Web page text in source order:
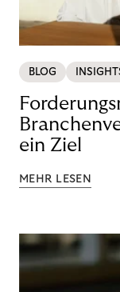
BLOG
ein Ziel
MEHR LESEN